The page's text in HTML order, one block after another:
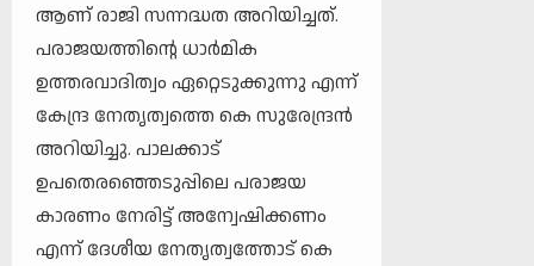
ആണ് രാജി സന്നദ്ധത അറിയിച്ചത്.
പരാജയത്തിന്റെ ധാർമിക
ഉത്തരവാദിത്വം ഏറ്റെടുക്കുന്നു എന്ന്
കേന്ദ്ര നേതൃത്വത്തെ കെ സുരേന്ദ്രൻ
അറിയിച്ചു. പാലക്കാട്
ഉപതെരഞ്ഞെടുപ്പിലെ പരാജയ
കാരണം നേരിട്ട് അന്വേഷിക്കണം
എന്ന് ദേശീയ നേതൃത്വത്തോട് കെ